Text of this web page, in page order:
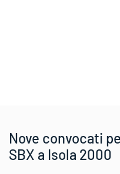
Nove convocati
SBX a Isola 2000